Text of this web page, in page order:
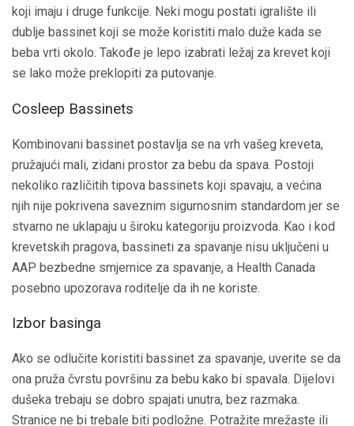
koji imaju i druge funkcije. Neki mogu postati igralište ili
dublje bassinet koji se može koristiti malo duže kada se
beba vrti okolo. Takođe je lepo izabrati ležaj za krevet koji
se lako može preklopiti za putovanje.
Cosleep Bassinets
Kombinovani bassinet postavlja se na vrh vašeg kreveta,
pružajući mali, zidani prostor za bebu da spava. Postoji
nekoliko različitih tipova bassinets koji spavaju, a većina
njih nije pokrivena saveznim sigurnosnim standardom jer se
stvarno ne uklapaju u široku kategoriju proizvoda. Kao i kod
krevetskih pragova, bassineti za spavanje nisu uključeni u
AAP bezbedne smjernice za spavanje, a Health Canada
posebno upozorava roditelje da ih ne koriste.
Izbor basinga
Ako se odlučite koristiti bassinet za spavanje, uverite se da
ona pruža čvrstu površinu za bebu kako bi spavala. Dijelovi
dušeka trebaju se dobro spajati unutra, bez razmaka.
Stranice ne bi trebale biti podložne. Potražite mrežaste ili